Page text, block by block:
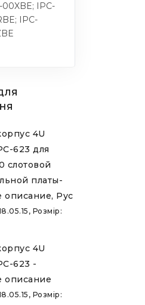
00XBE; IPC-
IPC-
4U
623 для
слотовой
платы-
описание, Рус
Розмір:
4U
623 -
описание
Розмір: